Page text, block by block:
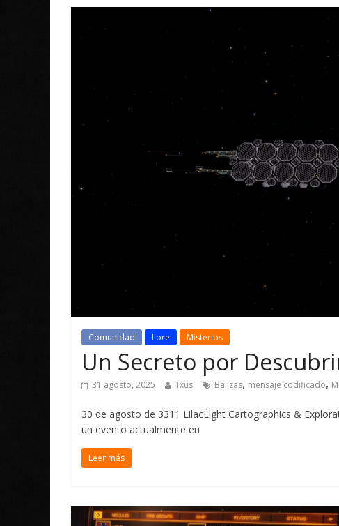
Comunidad Lore Misterios
Un Secreto por
31 agosto, 2025 Txus Balizas, mensaje codificado,
30 de agosto de 3311 LilacLight Cartographics &
un evento actualmente en
Leer más